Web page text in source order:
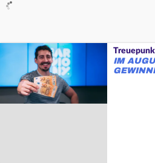
IM